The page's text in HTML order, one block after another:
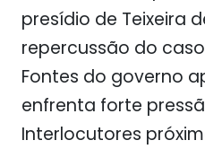
presídio de Teixeira
repercussão do
Fontes do governo
enfrenta forte
Interlocutores